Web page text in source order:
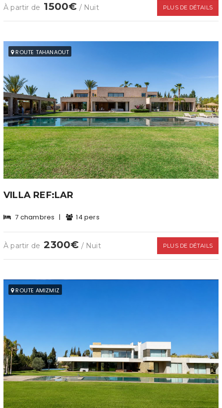
À partir de 1500€ / Nuit PLUS DE DÉTAILS
ROUTE TAHANAOUT
VILLA REF:LAR
7 chambres | 14 pers
À partir de 2300€ / Nuit PLUS DE DÉTAILS
ROUTE AMIZMIZ